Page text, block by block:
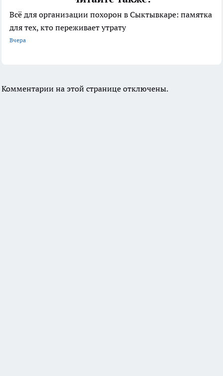
Всё для организации похорон в Сыктывкаре: памятка
для тех, кто переживает утрату
Вчера
Комментарии на этой странице отключены.